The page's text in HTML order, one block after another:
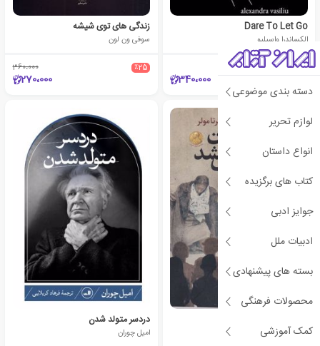
دسته بندی موضوعی
لوازم تحریر
انواع داستان
کتاب های برگزیده
جوایز ادبی
ادبیات ملل
بسته های پیشنهادی
محصولات فرهنگی
کمک آموزشی
Dare To Let Go
الکساندرا واسیلیو
340،000
زندگی های توی شیشه
سوفی ون لون
٪25 360،000
270،000
هرتا مولر
دردسر متولد شدن
امیل چوران